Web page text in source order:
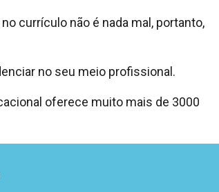
currículo não é nada mal, portanto,
no seu meio profissional.
oferece muito mais de 3000